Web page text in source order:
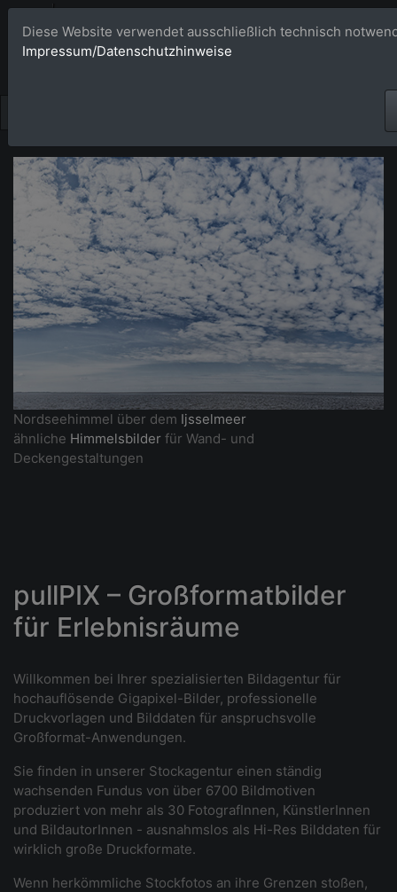
Bildagentur
Nordseehimmel über dem Ijsselmeer
ähnliche Himmelsbilder für Wand- und
Deckengestaltungen
pullPIX – Großformatbilder
für Erlebnisräume
Willkommen bei Ihrer spezialisierten Bildagentur für
hochauflösende Gigapixel-Bilder, professionelle
Druckvorlagen und Bilddaten für anspruchsvolle
Großformat-Anwendungen.
Sie finden in unserer Stockagentur einen ständig
wachsenden Fundus von über 6700 Bildmotiven
produziert von mehr als 30 FotografInnen, KünstlerInnen
und BildautorInnen - ausnahmslos als Hi-Res Bilddaten für
wirklich große Druckformate.
Wenn herkömmliche Stockfotos an ihre Grenzen stoßen,
Diese Website verwendet ausschließlich technisch
Impressum/Datenschutzhinweise